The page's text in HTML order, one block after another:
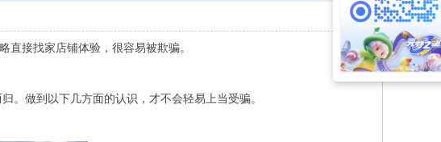
接找家店铺体验，很容易被欺骗。
。做到以下几方面的认识，才不会轻易上当受骗。